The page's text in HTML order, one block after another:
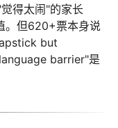
得太闹"的家长
。但620+票本身说
but
barrier"是